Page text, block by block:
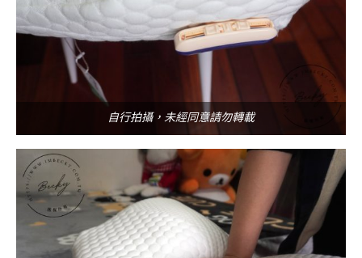
自行拍攝，未經同意請勿轉載